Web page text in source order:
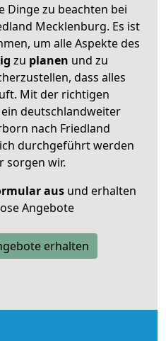
Dinge zu beachten bei
Mecklenburg. Es ist
um alle Aspekte des
zu planen und zu
dass alles
Mit der richtigen
deutschlandweiter
nach Friedland
durchgeführt werden
sorgen wir.
ausund erhalten
Angebote
erhalten